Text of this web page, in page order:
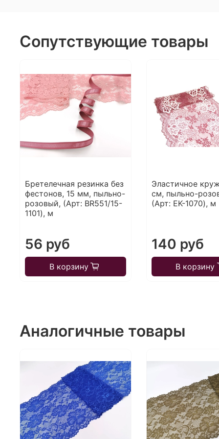
Сопутствующие товары
Бретелечная резинка без
фестонов, 15 мм, пыльно-
розовый, (Арт: BR551/15-
1101), м
56 руб
В корзину
Эластичное
см, пыльно-
(Арт: EK-1070), м
140 руб
В корзину
Аналогичные товары